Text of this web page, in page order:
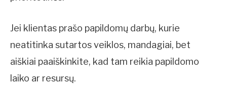
Jei klientas prašo papildomų darbų, kurie
neatitinka sutartos veiklos, mandagiai, bet
aiškiai paaiškinkite, kad tam reikia papildomo
laiko ar resursų.